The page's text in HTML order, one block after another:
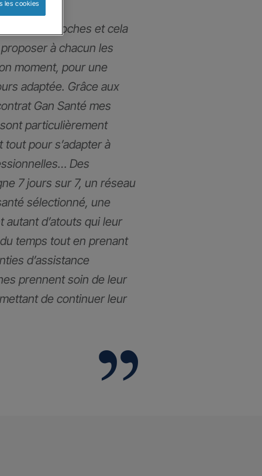
très proches et cela
à chacun les
moment, pour une
adaptée. Grâce aux
Gan Santé mes
particulièrement
tout pour s’adapter à
Des
7 jours sur 7, un réseau
sélectionné, une
autant d’atouts qui leur
temps tout en prenant
d’assistance
prennent soin de leur
de continuer leur
les cookies